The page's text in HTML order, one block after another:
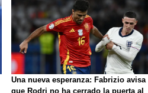
Una nueva esperanza: Fabrizio avisa
que Rodri no ha cerrado la puerta al